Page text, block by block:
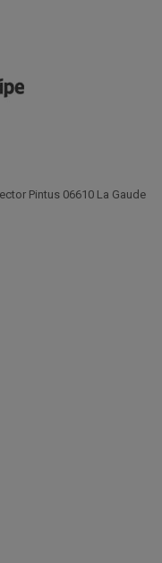
Pintus 06610 La Gaude